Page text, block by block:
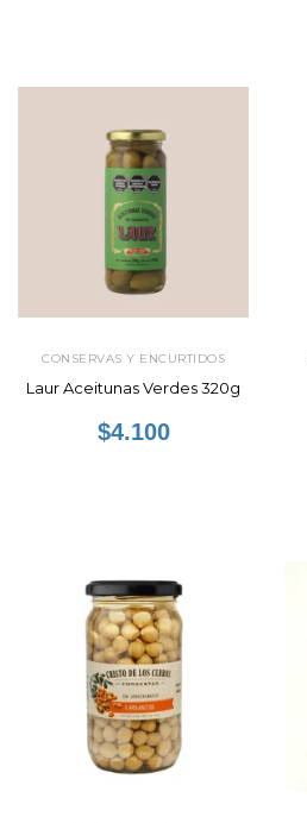
CONSERVAS Y ENCURTIDOS
Laur Aceitunas Verdes 320g
$4.100